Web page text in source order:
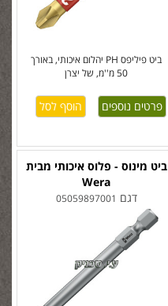
ביט פיליפס PH יהלום איכותי, באורך
50 מ''מ, של יצרן
פרטים נוספים
ביט מינוס - פלוס איכותי מבית
Wera
דגם 05059897001